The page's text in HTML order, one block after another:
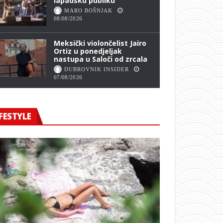
MARO BOŠNJAK
08/08/2026
Meksički violončelist Jairo
Ortiz u ponedjeljak
nastupa u Saloči od zrcala
DUBROVNIK INSIDER
07/08/2026